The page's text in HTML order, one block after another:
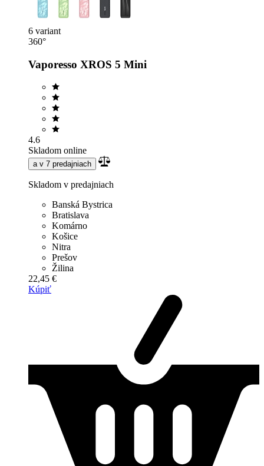
6 variant
360°
Vaporesso XROS 5 Mini
4.6
Skladom online
a v 7 predajniach
Skladom v predajniach
Banská Bystrica
Bratislava
Komárno
Košice
Nitra
Prešov
Žilina
22,45 €
Kúpiť